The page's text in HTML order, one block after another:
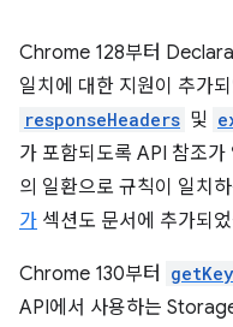
Chrome 128부터
일치에 대한 지원이 추가
responseHeaders 및
가 포함되도록 API 참조
의 일환으로 규칙이 일치
가 섹션도 문서에 추가되
Chrome 130부터
API에서 사용하는